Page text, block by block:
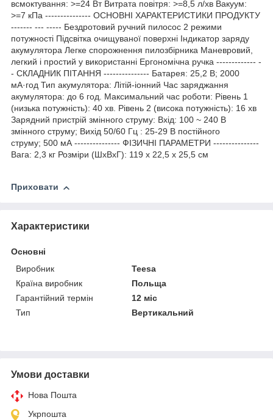
всмоктування: >=24 Вт Витрата повітря: >=8,5 л/хв Вакуум:
>=7 кПа --------------- ОСНОВНІ ХАРАКТЕРИСТИКИ ПРОДУКТУ
------- --- ----- Бездротовий ручний пилосос 2 режими
потужності Підсвітка очищуваної поверхні Індикатор заряду
акумулятора Легке спорожнення пилозбірника Маневровий,
легкий і простий у використанні Ергономічна ручка ------------- -
- СКЛАДНИК ПІТАННЯ --------------- Батарея: 25,2 В; 2000
мА·год Тип акумулятора: Літій-іонний Час заряджання
акумулятора: до 6 год. Максимальний час роботи: Рівень 1
(низька потужність): 40 хв. Рівень 2 (висока потужність): 16 хв
Зарядний пристрій змінного струму: Вхід: 100 ~ 240 В
змінного струму; Вихід 50/60 Гц : 25-29 В постійного
струму; 500 мА --------------- ФІЗИЧНІ ПАРАМЕТРИ ---------------
Вага: 2,3 кг Розміри (ШxВxГ): 119 x 22,5 x 25,5 см
Приховати
Характеристики
Основні
Виробник
Teesa
Країна виробник
Польща
Гарантійний термін
12 міс
Тип
Вертикальний
Умови доставки
Нова Пошта
Укрпошта